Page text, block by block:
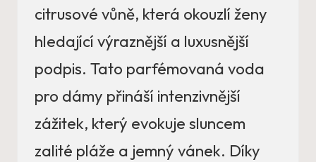
citrusové vůně, která okouzlí ženy
hledající výraznější a luxusnější
podpis. Tato parfémovaná voda
pro dámy přináší intenzivnější
zážitek, který evokuje sluncem
zalité pláže a jemný vánek. Díky